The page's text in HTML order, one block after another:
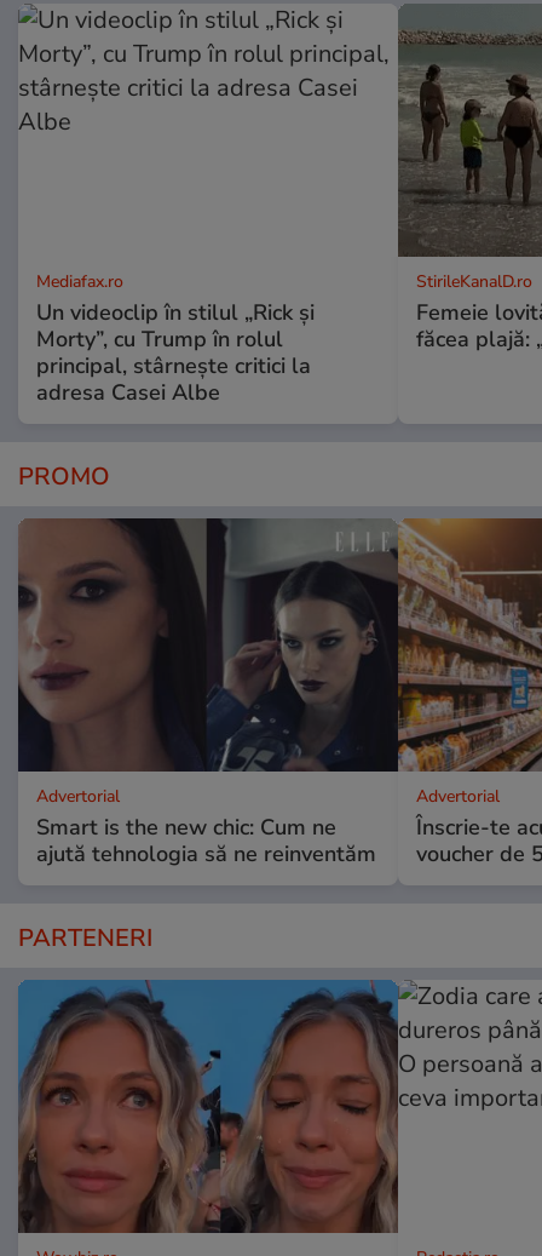
Mediafax.ro
Un videoclip în stilul „Rick și
Morty”, cu Trump în rolul
principal, stârnește critici la
adresa Casei Albe
StirileKanalD.ro
Femeie
făcea plajă:
PROMO
Advertorial
Smart is the new chic: Cum ne
ajută tehnologia să ne reinventăm
Advertorial
Înscrie-te
voucher de
PARTENERI